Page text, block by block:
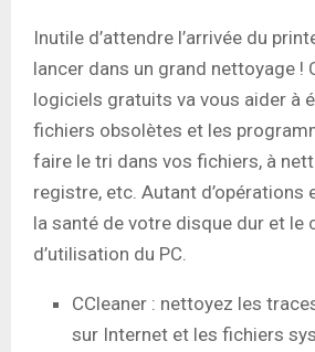
Inutile d’attendre l’arrivée du
lancer dans un grand nettoyage !
logiciels gratuits va vous aider à
fichiers obsolètes et les
faire le tri dans vos fichiers, à
registre, etc. Autant d’opérations
la santé de votre disque dur et le
d’utilisation du PC.
CCleaner : nettoyez les
sur Internet et les fichiers